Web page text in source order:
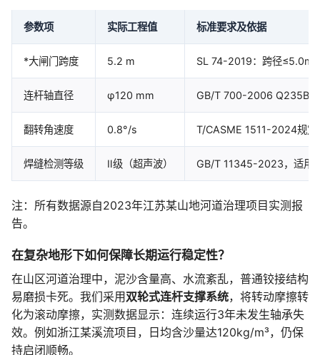
参数项 实际工程值 标准要求及依据
*大闸门跨度 5.2 m SL 74-2019：跨径≤5.0m
连杆轴直径 φ120 mm GB/T 700-2006 Q235B钢
翻转角速度 0.8°/s T/CASME 1511-2024规定
焊缝检测等级 Ⅱ级（超声波） GB/T 11345-2023，适用
注：所有数据源自2023年江苏某山地河道治理项目实测报
告。
在复杂地形下如何保障长期运行稳定性？
在山区河道治理中，泥沙含量高、水流紊乱，普通铰接结构
易磨损卡死。我们采用双轮式连杆支撑系统，将转动摩擦转
化为滚动摩擦，实测数据显示：连续运行3年未发生轴承失
效。例如浙江某溪流项目，日均含沙量达120kg/m³，仍保
持启闭顺畅。